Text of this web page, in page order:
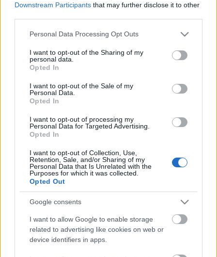
Downstream Participants that may further disclose it to other
Please note that this website/app uses one or more Google
not limited to your visit or usage behaviour. You may click to
grant or deny consent to Google and its third-party tags to
use your data for below specified purposes in below Google
consent section.
Personal Data Processing Opt Outs
I want to opt-out of the Sharing of my
personal data.
Opted In
I want to opt-out of the Sale of my
Personal Data.
Opted In
I want to opt-out of processing my
Personal Data for Targeted Advertising.
Opted In
I want to opt-out of Collection, Use,
Retention, Sale, and/or Sharing of my
Personal Data that Is Unrelated with the
Purposes for which it was collected.
Opted Out
Google consents
I want to allow Google to enable storage
related to advertising like cookies on web or
device identifiers in apps.
A bátorság diadala
Hogyan változhat életünk pozitív irányba egy
betegség hatására?
Nagyon megérintett engem ez az igaz történet, "a
bátorság története", ezért elmesélem nektek. Biztos
vagyok benne, hogy sokaknak segíteni fog és erőt ad.
Onnan indultunk Eszterrel – nevezzük most így –